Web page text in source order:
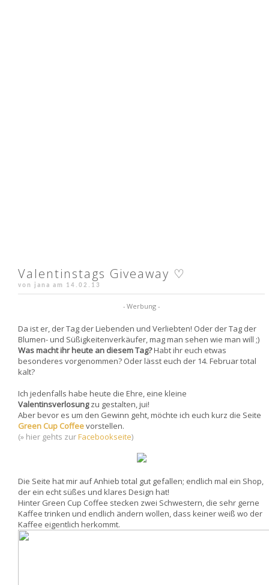
Valentinstags Giveaway ♡
von jana am 14.02.13
- Werbung -
Da ist er, der Tag der Liebenden und Verliebten! Oder der Tag der
Blumen- und Süßigkeitenverkäufer, mag man sehen wie man will ;)
Was macht ihr heute an diesem Tag?Habt ihr euch etwas
besonderes vorgenommen? Oder lässt euch der 14. Februar total
kalt?
Ich jedenfalls habe heute die Ehre, eine kleine
Valentinsverlosungzu gestalten, jui!
Aber bevor es um den Gewinn geht, möchte ich euch kurz die Seite
Green Cup Coffeevorstellen.
(» hier gehts zurFacebookseite)
Die Seite hat mir auf Anhieb total gut gefallen; endlich mal ein Shop,
der ein echt süßes und klares Design hat!
Hinter Green Cup Coffee stecken zwei Schwestern, die sehr gerne
Kaffee trinken und endlich ändern wollen, dass keiner weiß wo der
Kaffee eigentlich herkommt.